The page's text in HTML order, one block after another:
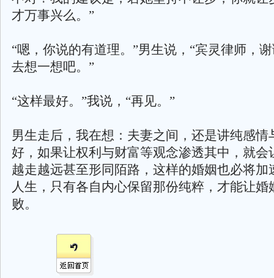
才万事兴么。”
“嗯，你说的有道理。”男生说，“宾灵律师，
去想一想吧。”
“这样最好。”我说，“再见。”
男生走后，我在想：夫妻之间，还是讲纯感情
好，如果让权利与财富等观念渗透其中，就会
越走越远甚至形同陌路，这样的婚姻也必将加
人生，只有各自内心保留那份纯粹，才能让婚
败。